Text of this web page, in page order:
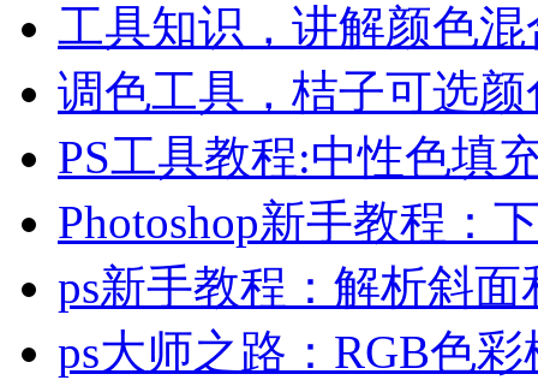
工具知识，讲解颜色
调色工具，桔子可选
PS工具教程:中性色填
Photoshop新手教程：
ps新手教程：解析斜
ps大师之路：RGB色彩